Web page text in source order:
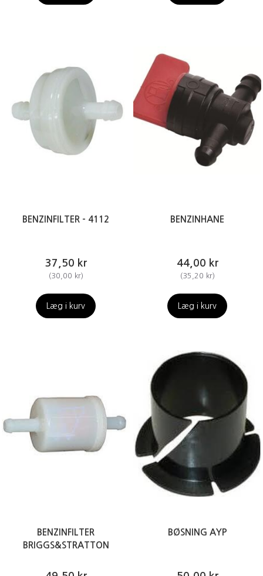
BENZINFILTER - 4112
37,50 kr
(30,00 kr)
Læg i kurv
BENZINHANE
44,00 kr
(35,20 kr)
Læg i kurv
BENZINFILTER
BRIGGS&STRATTON
BØSNING AYP